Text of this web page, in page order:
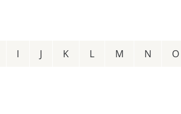
I J K L M N O